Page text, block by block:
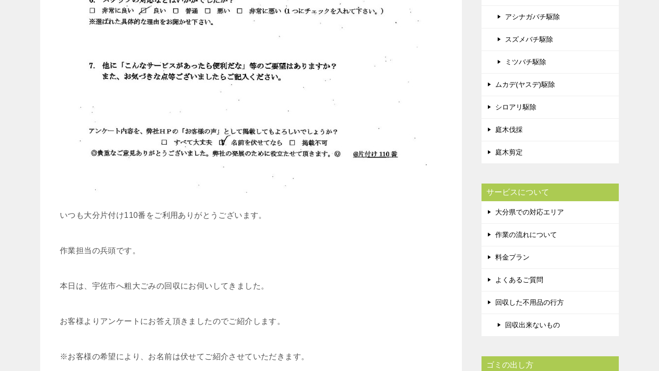
いつも大分片付け110番をご利用ありがとうございます。
作業担当の兵頭です。
本日は、宇佐市へ粗大ごみの回収にお伺いしてきました。
お客様よりアンケートにお答え頂きましたのでご紹介します。
※お客様の希望により、お名前は伏せてご紹介させていただきます。
アシナガバチ駆除
スズメバチ駆除
ミツバチ駆除
ムカデ(ヤスデ)駆除
シロアリ駆除
庭木伐採
庭木剪定
サービスについて
大分県での対応エリア
作業の流れについて
料金プラン
よくあるご質問
回収した不用品の行方
回収出来ないもの
ゴミの出し方